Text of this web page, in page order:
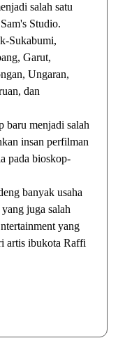
salah satu
Studio.
Sukabumi,
Garut,
Ungaran,
dan
baru menjadi salah
insan perfilman
pada bioskop-
banyak usaha
juga salah
yang
artis ibukota Raffi